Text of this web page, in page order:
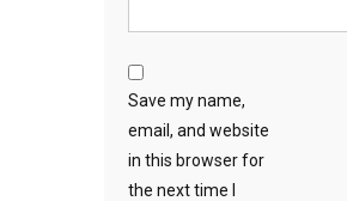
Save my name,
email, and website
in this browser for
the next time I